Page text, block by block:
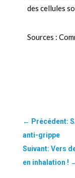
des cellules
Sources :
← Précédent:
anti-grippe
Suivant: Vers
en inhalation !